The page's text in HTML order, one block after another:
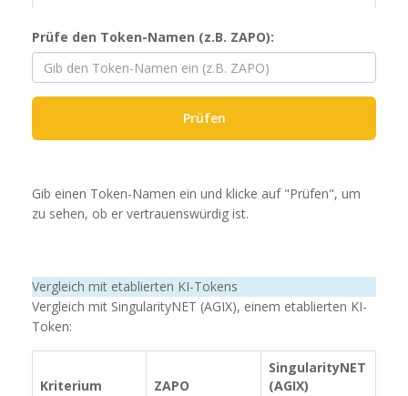
Prüfe den Token-Namen (z.B. ZAPO):
Prüfen
Gib einen Token-Namen ein und klicke auf "Prüfen", um
zu sehen, ob er vertrauenswürdig ist.
Vergleich mit etablierten KI-Tokens
Vergleich mit SingularityNET (AGIX), einem etablierten KI-
Token:
Kriterium ZAPO
SingularityNET
(AGIX)